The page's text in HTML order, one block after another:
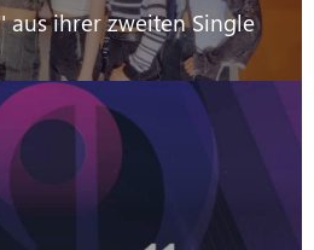
aus ihrer zweiten Single